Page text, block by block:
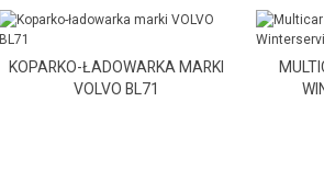
KOPARKO-ŁADOWARKA MARKI
VOLVO BL71